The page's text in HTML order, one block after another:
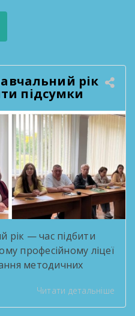
рік
підсумки
рік — час підбити
професійному ліцеї
методичних
Педагоги
методичної роботи,
Читати детальніше